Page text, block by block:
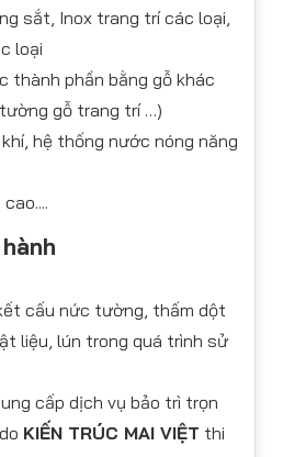
sắt, Inox trang trí các loại,
loại
thành phần bằng gỗ khác
gỗ trang trí …)
hệ thống nước nóng năng
cấu nức tường, thấm dột
liệu, lún trong quá trình sử
cấp dịch vụ bảo trì trọn
KIẾN TRÚC MAI VIỆT thi